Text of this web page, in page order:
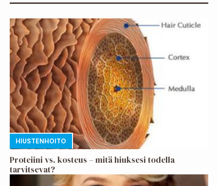
HIUSTENHOITO
Proteiini vs. kosteus – mitä hiuksesi todella
tarvitsevat?